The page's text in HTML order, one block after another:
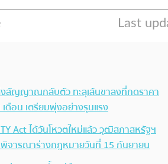
งสัญญาณกลับตัว ทะลุเส้นขาลงที่กดราคา
ดือน เตรียมพุ่งอย่างรุนแรง
Act ได้วันโหวตใหม่แล้ว วุฒิสภาสหรัฐฯ
พิจารณาร่างกฎหมายวันที่ 15 กันยายน